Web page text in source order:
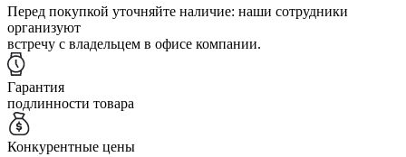
Перед покупкой уточняйте наличие: наши сотрудники
организуют
встречу с владельцем в офисе компании.
Гарантия
подлинности товара
Конкурентные цены